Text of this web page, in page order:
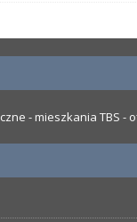
- mieszkania TBS -